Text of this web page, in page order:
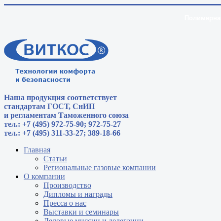
Наша продукция соответствует
стандартам ГОСТ, СнИП
и регламентам Таможенного союза
тел.: +7 (495) 972-75-90; 972-75-27
тел.: +7 (495) 311-33-27; 389-18-66
Главная
Статьи
Региональные газовые компании
О компании
Производство
Дипломы и награды
Пресса о нас
Выставки и семинары